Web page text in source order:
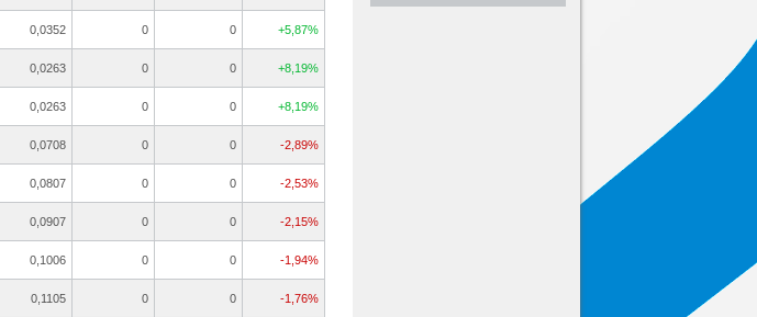
0,0352 0 0 +5,87%
0,0263 0 0 +8,19%
0,0263 0 0 +8,19%
0,0708 0 0 -2,89%
0,0807 0 0 -2,53%
0,0907 0 0 -2,15%
0,1006 0 0 -1,94%
0,1105 0 0 -1,76%